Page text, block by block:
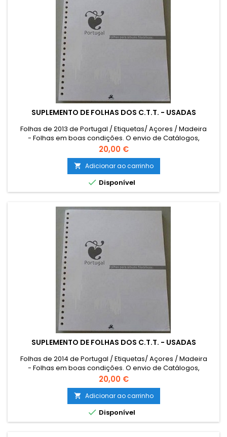
SUPLEMENTO DE FOLHAS DOS C.T.T. - USADAS
Folhas de 2013 de Portugal / Etiquetas/ Açores / Madeira
- Folhas em boas condições. O envio de Catálogos,
Literatura e outro Material Filatélico para as ILHAS (Açores e
Madeira) e para o estrangeiro terá que ser encomendado
por email para combinar o custo de envio. The sending of
catalogues, literature and other philatelic material to foreign
must be...
Preço
20,00 €
 Adicionar ao carrinho
 Disponível
SUPLEMENTO DE FOLHAS DOS C.T.T. - USADAS
Folhas de 2014 de Portugal / Etiquetas/ Açores / Madeira
- Folhas em boas condições. O envio de Catálogos,
Literatura e outro Material Filatélico para as ILHAS (Açores e
Madeira) e para o estrangeiro terá que ser encomendado
por email para combinar o custo de envio. The sending of
catalogues, literature and other philatelic material to foreign
must be...
Preço
20,00 €
 Adicionar ao carrinho
 Disponível